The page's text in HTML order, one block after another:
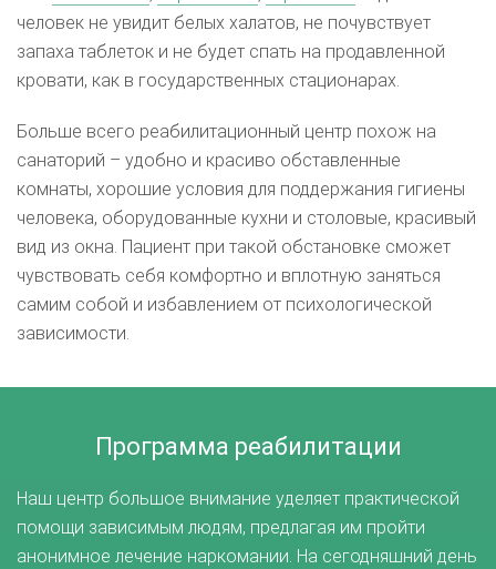
человек не увидит белых халатов, не почувствует
запаха таблеток и не будет спать на продавленной
кровати, как в государственных стационарах.
Больше всего реабилитационный центр похож на
санаторий – удобно и красиво обставленные
комнаты, хорошие условия для поддержания гигиены
человека, оборудованные кухни и столовые, красивый
вид из окна. Пациент при такой обстановке сможет
чувствовать себя комфортно и вплотную заняться
самим собой и избавлением от психологической
зависимости.
Программа реабилитации
Наш центр большое внимание уделяет практической
помощи зависимым людям, предлагая им пройти
анонимное лечение наркомании. На сегодняшний день